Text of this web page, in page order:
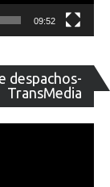
09:52
despachos-
TransMedia
de